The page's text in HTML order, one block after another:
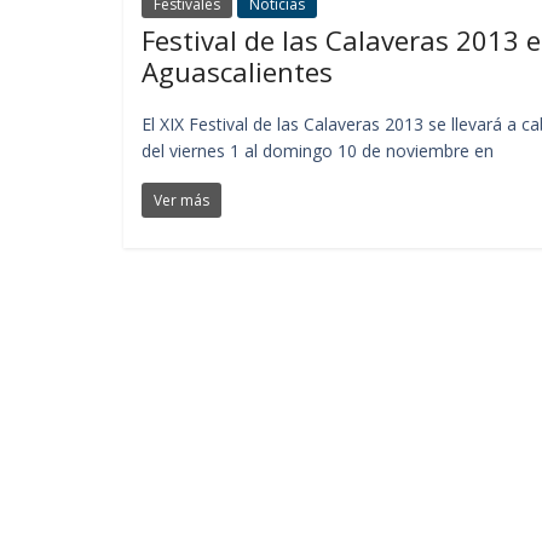
Festivales Noticias
Festival de las Calaveras 2013
Aguascalientes
El XIX Festival de las Calaveras 2013 se llevará a
del viernes 1 al domingo 10 de noviembre en
Ver más